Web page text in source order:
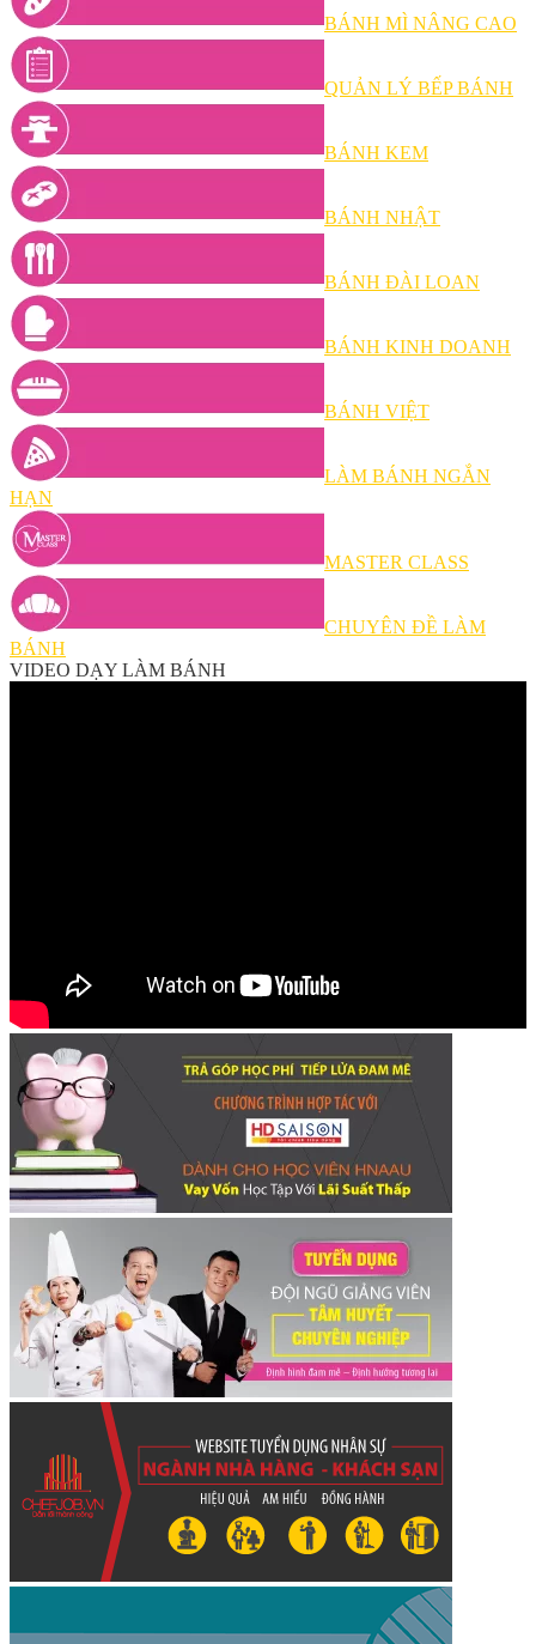
BÁNH MÌ NÂNG CAO
QUẢN LÝ BẾP BÁNH
BÁNH KEM
BÁNH NHẬT
BÁNH ĐÀI LOAN
BÁNH KINH DOANH
BÁNH VIỆT
LÀM BÁNH NGẮN
HẠN
MASTER CLASS
CHUYÊN ĐỀ LÀM
BÁNH
VIDEO DẠY LÀM BÁNH